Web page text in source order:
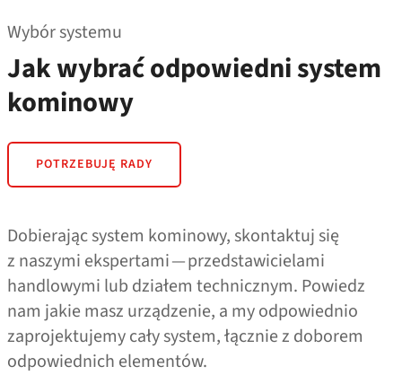
Wybór systemu
Jak wybrać odpowiedni system
kominowy
POTRZEBUJĘ RADY
Dobierając system kominowy, skontaktuj się
z naszymi ekspertami — przedstawicielami
handlowymi lub działem technicznym. Powiedz
nam jakie masz urządzenie, a my odpowiednio
zaprojektujemy cały system, łącznie z doborem
odpowiednich elementów.